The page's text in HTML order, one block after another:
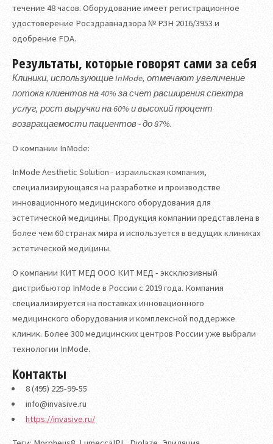
течение 48 часов. Оборудование имеет регистрационное
удостоверение Росздравнадзора № РЗН 2016/3953 и
одобрение FDA.
Результаты, которые говорят сами за себя
Клиники, использующие InMode, отмечают увеличение
потока клиентов на 40% за счет расширения спектра
услуг, рост выручки на 60% и высокий процент
возвращаемости пациентов - до 87%.
О компании InMode:
InMode Aesthetic Solution - израильская компания,
специализирующаяся на разработке и производстве
инновационного медицинского оборудования для
эстетической медицины. Продукция компании представлена в
более чем 60 странах мира и используется в ведущих клиниках
эстетической медицины.
О компании КИТ МЕД ООО КИТ МЕД - эксклюзивный
дистрибьютор InMode в России с 2019 года. Компания
специализируется на поставках инновационного
медицинского оборудования и комплексной поддержке
клиник. Более 300 медицинских центров России уже выбрали
технологии InMode.
Контакты
8 (495) 225-99-55
info@invasive.ru
https://invasive.ru/